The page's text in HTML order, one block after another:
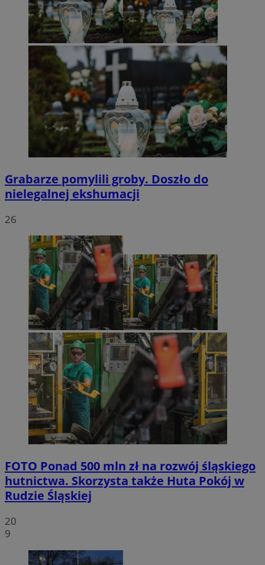
Grabarze pomylili groby. Doszło do
nielegalnej ekshumacji
26
FOTO Ponad 500 mln zł na rozwój śląskiego
hutnictwa. Skorzysta także Huta Pokój w
Rudzie Śląskiej
20
9